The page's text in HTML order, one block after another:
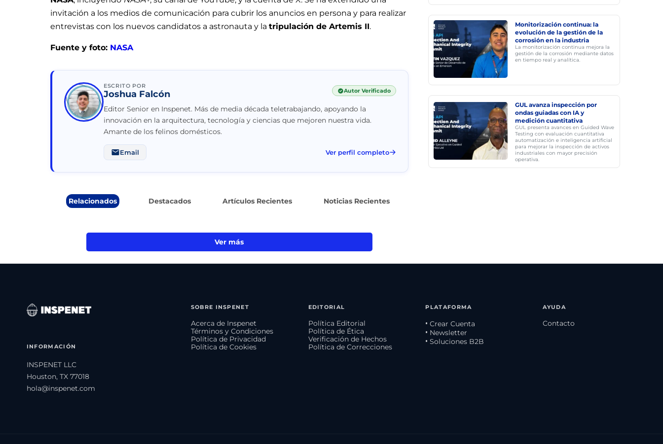
invitación a los medios de comunicación para cubrir los anuncios en persona y para realizar
entrevistas con los nuevos candidatos a astronauta y la tripulación de Artemis II.
Fuente y foto: NASA
ESCRITO POR
Joshua Falcón Autor Verificado
Editor Senior en Inspenet. Más de media década teletrabajando, apoyando la
innovación en la arquitectura, tecnología y ciencias que mejoren nuestra vida.
Amante de los felinos domésticos.
Email Ver perfil completo
Relacionados Destacados Artículos Recientes Noticias Recientes
Ver más
Monitorización continua: la
evolución de la gestión de la
corrosión en la industria
La monitorización continua mejora la
gestión de la corrosión mediante datos
en tiempo real y analítica.
GUL avanza inspección por
ondas guiadas con IA y
medición cuantitativa
GUL presenta avances en Guided Wave
Testing con evaluación cuantitativa
automatización e inteligencia artificial
para mejorar la inspección de activos
industriales con mayor precisión
operativa.
INFORMACIÓN
INSPENET LLC
Houston, TX 77018
hola@inspenet.com
SOBRE INSPENET
Acerca de Inspenet
Términos y Condiciones
Política de Privacidad
Política de Cookies
EDITORIAL
Política Editorial
Política de Ética
Verificación de Hechos
Política de Correcciones
PLATAFORMA
• Crear Cuenta
• Newsletter
• Soluciones B2B
AYUDA
Contacto